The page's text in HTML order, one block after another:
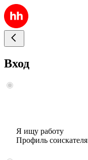
Вход
Я ищу работу
Профиль соискателя